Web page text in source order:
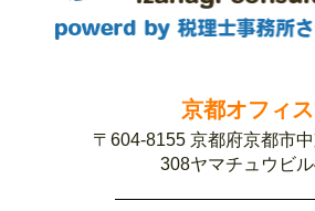
京都オフィス
〒604-8155 京都府京都市
308ヤマチュウビ